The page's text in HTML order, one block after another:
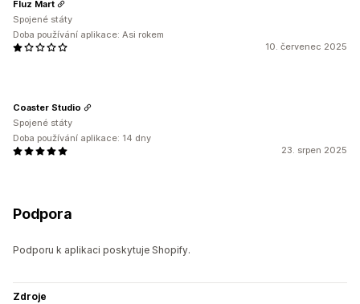
10. červenec 2025
Fluz Mart
Spojené státy
Doba používání aplikace: Asi rokem
23. srpen 2025
Coaster Studio
Spojené státy
Doba používání aplikace: 14 dny
Podpora
Podporu k aplikaci poskytuje Shopify.
Zdroje